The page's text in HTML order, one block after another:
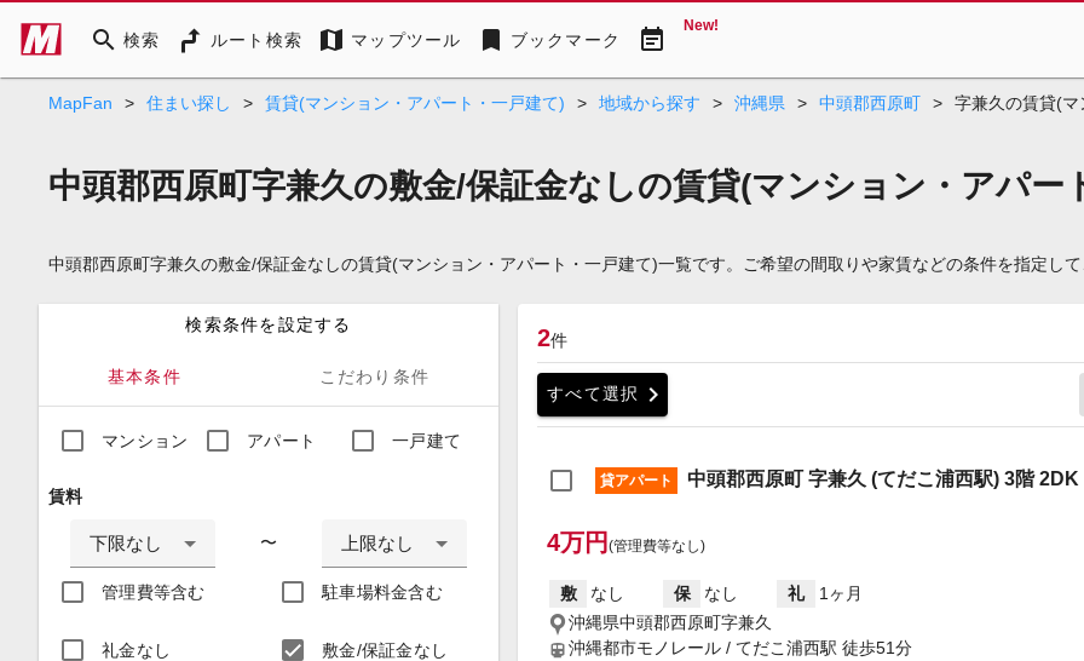
search 検索 ルート検索 map マップツール bookmark ブックマーク event_note New!
MapFan > 住まい探し > 賃貸(マンション・アパート・一戸建て) > 地域から探す > 沖縄県 > 中頭郡西原町 > 字兼久の賃貸(
中頭郡西原町字兼久の敷金/保証金なしの賃貸(マンション・アパー
中頭郡西原町字兼久の敷金/保証金なしの賃貸(マンション・アパート・一戸建て)一覧です。ご希望の間取りや家賃などの条件を指定し
検索条件を設定する
基本条件 こだわり条件
マンション アパート 一戸建て
賃料
下限なし 〜 上限なし
管理費等含む 駐車場料金含む
礼金なし 敷金/保証金なし
2件
すべて選択 chevron_right
貸アパート 中頭郡西原町 字兼久 (てだこ浦西駅) 3階 2DK
4万円 (管理費等なし)
敷 なし 保 なし 礼
1ヶ月
沖縄県中頭郡西原町字兼久
沖縄都市モノレール / てだこ浦西駅 徒歩51分